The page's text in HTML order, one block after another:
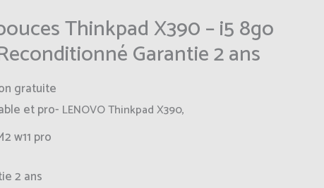
Thinkpad X390 – i5 8go
Garantie 2 ans
gratuite
et pro- LENOVO Thinkpad X390,
w11 pro
2 ans